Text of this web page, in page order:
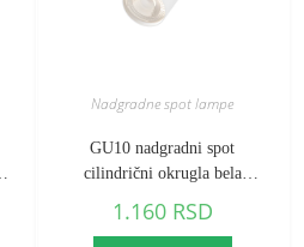
Nadgradne spot lampe
GU10 nadgradni spot
cilindrični okrugla bela
1.160 RSD